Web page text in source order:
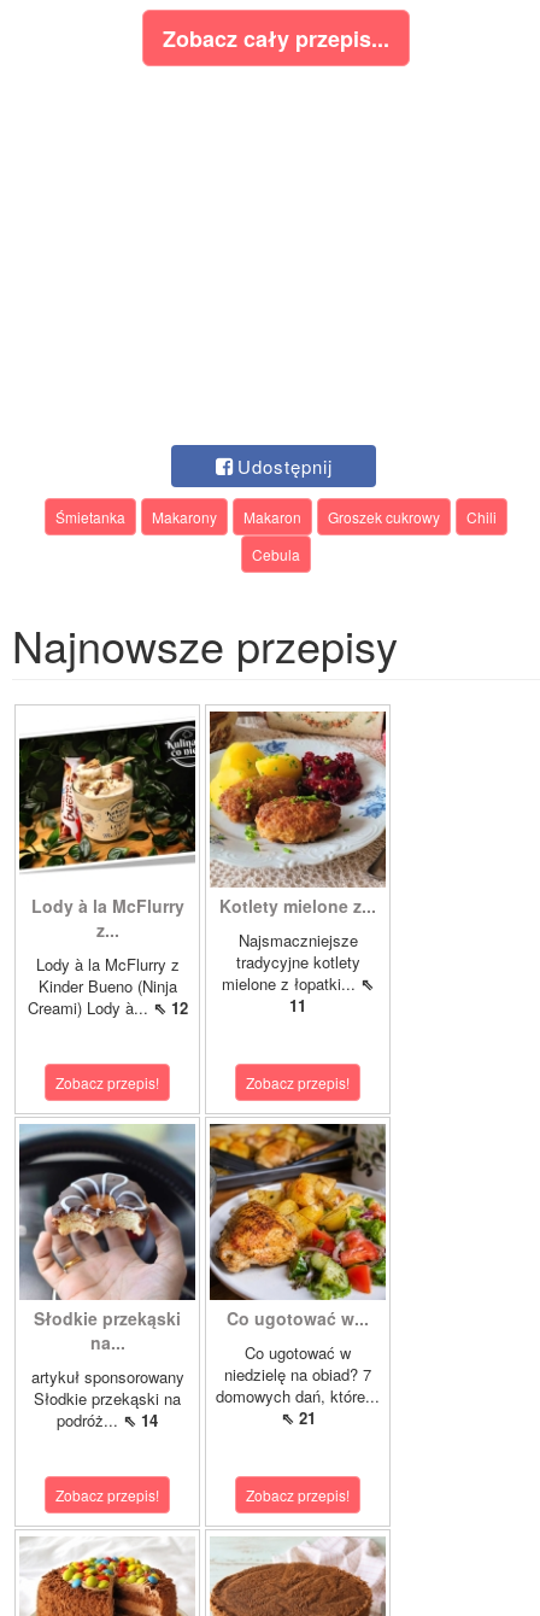
Zobacz cały przepis...
Udostępnij
Śmietanka Makarony Makaron Groszek cukrowy
Chili
Cebula
Najnowsze przepisy
Lody à la McFlurry
z...
Lody à la McFlurry z
Kinder Bueno (Ninja
Creami) Lody à... ⇖ 12
Zobacz przepis!
Kotlety mielone z...
Najsmaczniejsze
tradycyjne kotlety
mielone z łopatki... ⇖
11
Zobacz przepis!
Słodkie przekąski
na...
artykuł sponsorowany
Słodkie przekąski na
podróż... ⇖ 14
Zobacz przepis!
Co ugotować w...
Co ugotować w
niedzielę na obiad? 7
domowych dań, które...
⇖ 21
Zobacz przepis!